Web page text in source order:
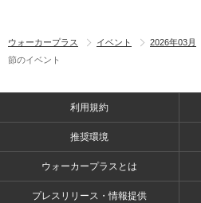
ウォーカープラス イベント 2026年03月
節のイベント
利用規約
推奨環境
ウォーカープラスとは
プレスリリース・情報提供